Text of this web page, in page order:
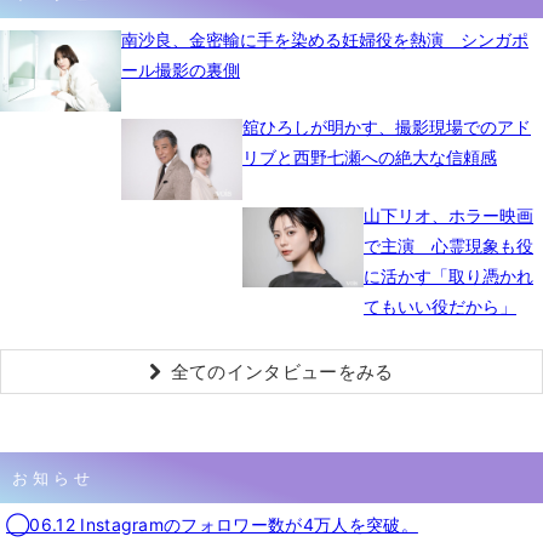
南沙良、金密輸に手を染める妊婦役を熱演 シンガポ
ール撮影の裏側
舘ひろしが明かす、撮影現場でのアド
リブと西野七瀬への絶大な信頼感
山下リオ、ホラー映画
で主演 心霊現象も役
に活かす「取り憑かれ
てもいい役だから」
全てのインタビューをみる
お知らせ
◯06.12 Instagramのフォロワー数が4万人を突破。